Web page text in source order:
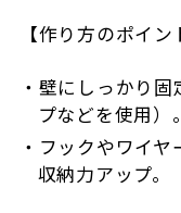
【作り方のポイン
壁にしっかり固
プなどを使用）。
フックやワイヤ
収納力アップ。